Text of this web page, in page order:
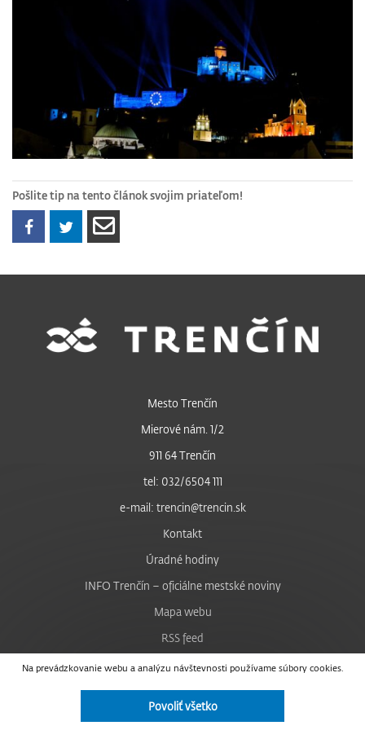
Pošlite tip na tento článok svojim priateľom!
Na prevádzkovanie webu a analýzu návštevnosti používame súbory cookies.
Povoliť všetko
Mesto Trenčín
Mierové nám. 1/2
911 64 Trenčín
tel: 032/6504 111
e-mail: trencin@trencin.sk
Kontakt
Úradné hodiny
INFO Trenčín – oficiálne mestské noviny
Mapa webu
RSS feed
Nastavenie cookies
Facebook